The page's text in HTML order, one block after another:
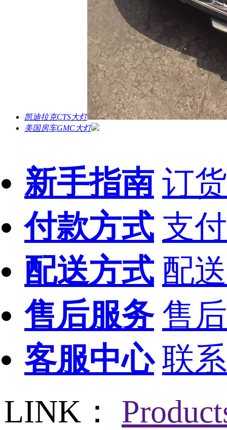
凯迪拉克CTS大灯
美国房车GMC大灯
新手指南 订
付款方式 支
配送方式 配
售后服务 售
客服中心 联
LINK：